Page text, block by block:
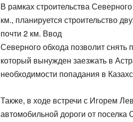
В рамках строительства
км., планируется строительство
почти 2 км. Ввод
Северного обхода позволит снять
который вынужден заезжать в
необходимости попадания в
Также, в ходе встречи с Игорем
автомобильной дороги от поселка